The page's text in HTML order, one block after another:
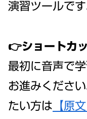
演習ツールです
👉ショートカ
最初に音声で
お進みくださ
たい方は 【原